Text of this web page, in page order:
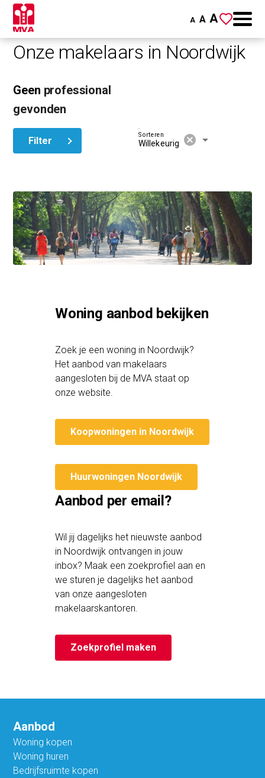
A A A
Onze makelaars in Noordwijk
Filter
Geen professional
gevonden
Willekeurig
Sorteren cancel arrow_drop_down
Woning aanbod bekijken
Zoek je een woning in Noordwijk?
Het aanbod van makelaars
aangesloten bij de MVA staat op
onze website.
Koopwoningen in Noordwijk
Huurwoningen Noordwijk
Aanbod per email?
Wil jij dagelijks het nieuwste aanbod
in Noordwijk ontvangen in jouw
inbox? Maak een zoekprofiel aan en
we sturen je dagelijks het aanbod
van onze aangesloten
makelaarskantoren.
Zoekprofiel maken
Aanbod
Woning kopen
Woning huren
Bedrijfsruimte kopen